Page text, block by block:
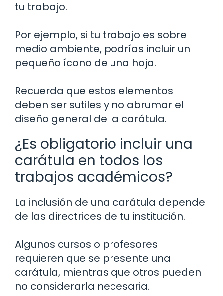
tu trabajo.
Por ejemplo, si tu trabajo es sobre
medio ambiente, podrías incluir un
pequeño ícono de una hoja.
Recuerda que estos elementos
deben ser sutiles y no abrumar el
diseño general de la carátula.
¿Es obligatorio incluir una
carátula en todos los
trabajos académicos?
La inclusión de una carátula depende
de las directrices de tu institución.
Algunos cursos o profesores
requieren que se presente una
carátula, mientras que otros pueden
no considerarla necesaria.